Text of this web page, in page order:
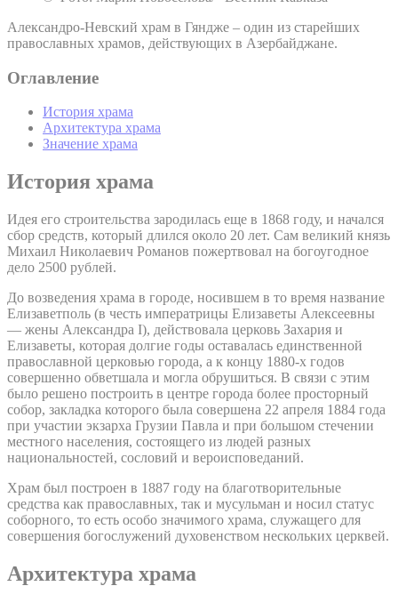
Александро-Невский храм в Гяндже – один из старейших
православных храмов, действующих в Азербайджане.
Оглавление
История храма
Архитектура храма
Значение храма
История храма
Идея его строительства зародилась еще в 1868 году, и начался
сбор средств, который длился около 20 лет. Сам великий князь
Михаил Николаевич Романов пожертвовал на богоугодное
дело 2500 рублей.
До возведения храма в городе, носившем в то время название
Елизаветполь (в честь императрицы Елизаветы Алексеевны
— жены Александра I), действовала церковь Захария и
Елизаветы, которая долгие годы оставалась единственной
православной церковью города, а к концу 1880-х годов
совершенно обветшала и могла обрушиться. В связи с этим
было решено построить в центре города более просторный
собор, закладка которого была совершена 22 апреля 1884 года
при участии экзарха Грузии Павла и при большом стечении
местного населения, состоящего из людей разных
национальностей, сословий и вероисповеданий.
Храм был построен в 1887 году на благотворительные
средства как православных, так и мусульман и носил статус
соборного, то есть особо значимого храма, служащего для
совершения богослужений духовенством нескольких церквей.
Архитектура храма